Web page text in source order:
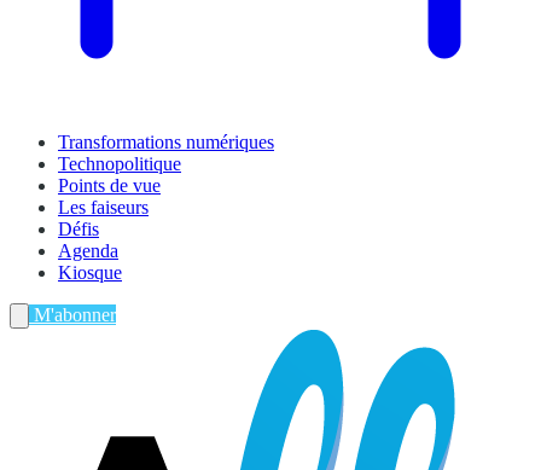
Transformations numériques
Technopolitique
Points de vue
Les faiseurs
Défis
Agenda
Kiosque
M'abonner